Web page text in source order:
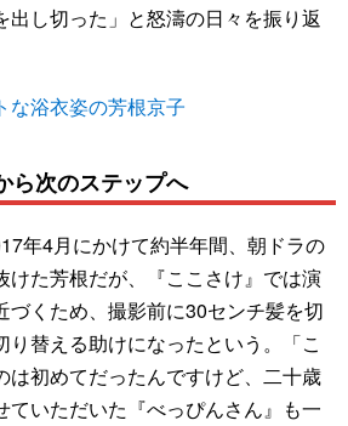
出し切った」と怒濤の日々を振り返
な浴衣姿の芳根京子
ら次のステップへ
年4月にかけて約半年間、朝ドラの
けた芳根だが、『ここさけ』では演
づくため、撮影前に30センチ髪を切
り替える助けになったという。「こ
は初めてだったんですけど、二十歳
ていただいた『べっぴんさん』も一